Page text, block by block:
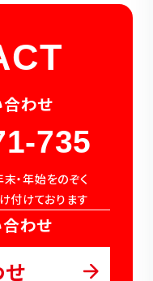
わせ
735
・年始をのぞく
付けております
わせ